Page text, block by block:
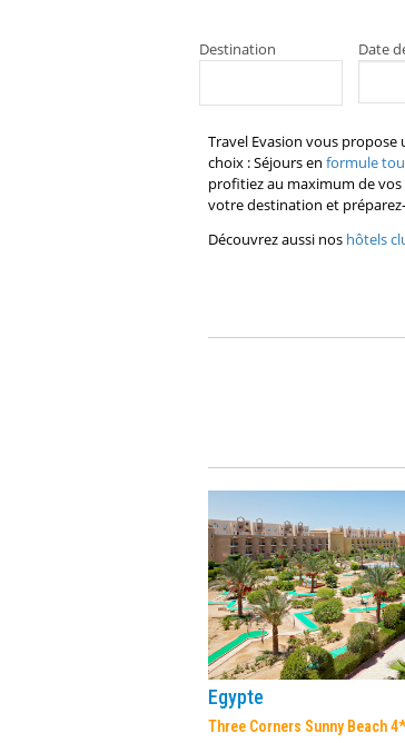
Destination Date
Travel Evasion vous propose
choix : Séjours en formule
profitiez au maximum de vos
votre destination et
Découvrez aussi nos hôtels
Egypte
Three Corners Sunny Beach